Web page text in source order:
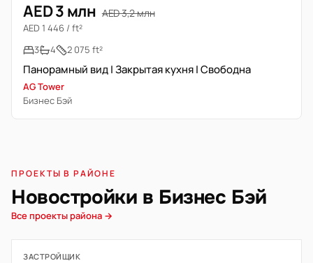
AED 3 млн AED 3,2 млн
AED 1 446 / ft²
3
4 2 075 ft²
Панорамный вид | Закрытая кухня | Свободна
AG Tower
Бизнес Бэй
ПРОЕКТЫ В РАЙОНЕ
Новостройки в Бизнес Бэй
Все проекты района →
ЗАСТРОЙЩИК